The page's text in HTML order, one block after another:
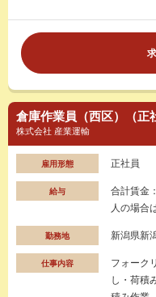
倉庫作業員（西区）（正
株式会社 産業運輸
雇用形態 正社員
給与
合計賃金
人の場合
勤務地 新潟県新
仕事内容
フォーク
し・荷積